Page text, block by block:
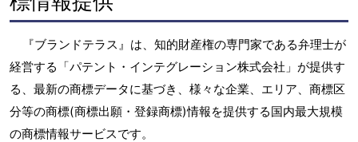
『ブランドテラス』は、知的財産権の専門家である弁理士が
経営する「パテント・インテグレーション株式会社」が提供す
る、最新の商標データに基づき、様々な企業、エリア、商標区
分等の商標(商標出願・登録商標)情報を提供する国内最大規模
の商標情報サービスです。